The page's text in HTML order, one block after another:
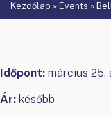
Kezdőlap » Events »
Időpont: március 25.
Ár: később